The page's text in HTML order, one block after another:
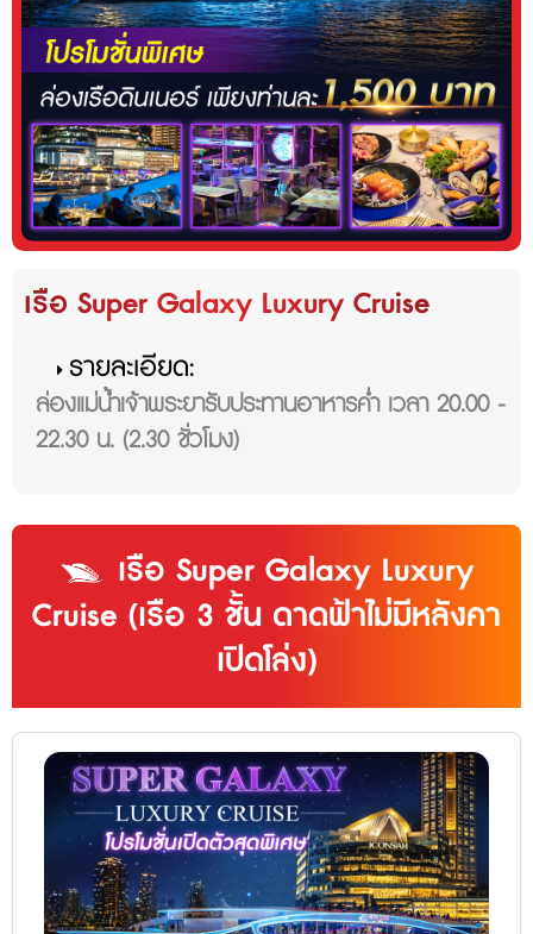
เรือ Super Galaxy Luxury Cruise
รายละเอียด:
ล่องแม่น้ำเจ้าพระยารับประทานอาหารค่ำ เวลา 20.00 -
22.30 น. (2.30 ชั่วโมง)
เรือ Super Galaxy Luxury
Cruise (เรือ 3 ชั้น ดาดฟ้าไม่มีหลังคา
เปิดโล่ง)